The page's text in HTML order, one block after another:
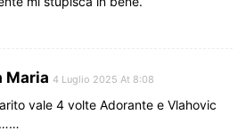
Maria 4 Luglio 2025 At 8:08
vale 4 volte Adorante e Vlahovic